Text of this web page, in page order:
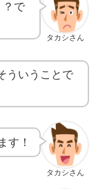
タカシさん
？で
ういうことで
タカシさん
す！